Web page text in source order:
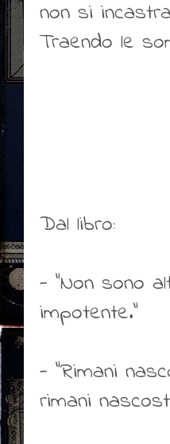
non si
Traendo le
Dal libro:
- "Non sono
impotente."
- "Rimani
rimani